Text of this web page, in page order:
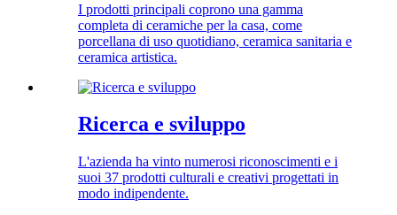
I prodotti principali coprono una gamma
completa di ceramiche per la casa, come
porcellana di uso quotidiano, ceramica sanitaria e
ceramica artistica.
Ricerca e sviluppo
L'azienda ha vinto numerosi riconoscimenti e i
suoi 37 prodotti culturali e creativi progettati in
modo indipendente.